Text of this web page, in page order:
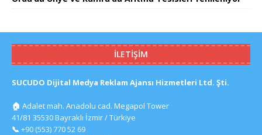
İLETIŞIM
SUCUDO Dijital Medya Reklam Ajansı Hizmetleri Ltd. Şti.
🏠 Adalet mah. Anadolu cad. Megapol Tower
41/81 35530 Bayraklı İzmir / Türkiye
📞 +90 (553) 770 52 69